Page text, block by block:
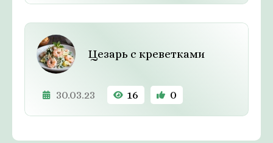
Цезарь с креветками
30.03.23 16 0